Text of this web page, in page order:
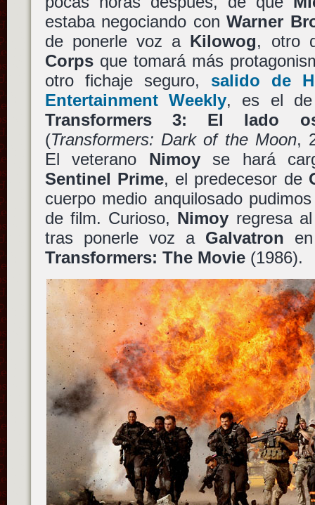
estaba negociando conWarner
de ponerle voz a Kilowog, otro
Corpsque tomará más
otro fichaje seguro, salido de
Entertainment Weekly, es el
Transformers 3: El lado
(Transformers: Dark of the Moon,
El veterano Nimoyse hará
Sentinel Prime, el predecesor de
cuerpo medio anquilosado
de film. Curioso, Nimoy regresa
tras ponerle voz a Galvatron
Transformers: The Movie(1986).